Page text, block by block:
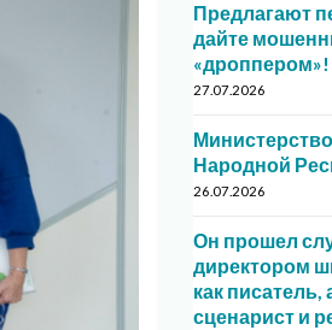
Предлагают
дайте
«дроппером»!
27.07.2026
Народной
26.07.2026
Он прошел
директором
как писатель,
сценарист и